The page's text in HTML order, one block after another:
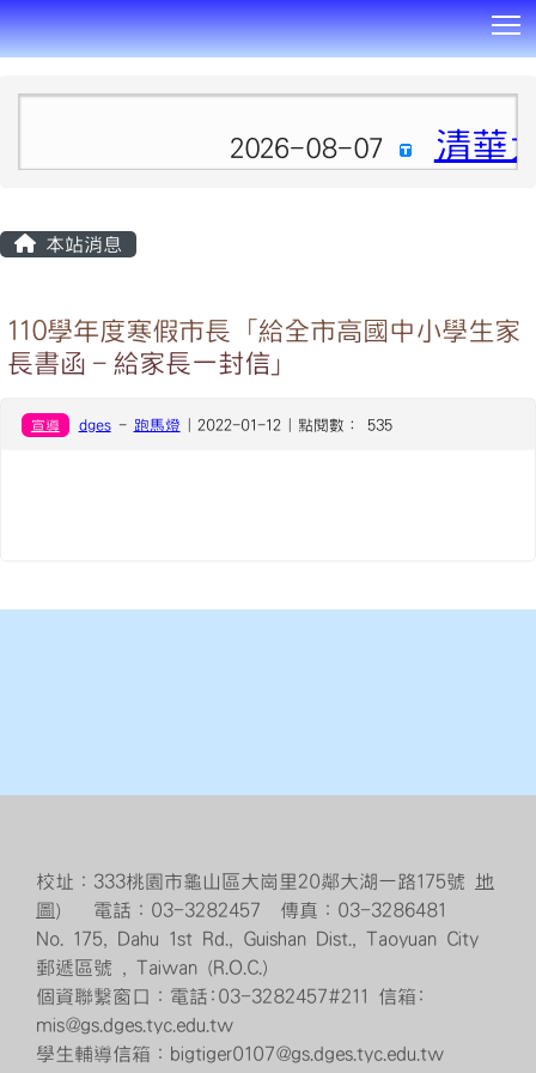
2026-08-07 清華
本站消息
110學年度寒假市長「給全市高國中小學生家
長書函–給家長一封信」
宣導 dges- 跑馬燈 | 2022-01-12 | 點閱數： 535
校址：333桃園市龜山區大崗里20鄰大湖一路175號 地
圖） 電話：03-3282457 傳真：03-3286481
No. 175, Dahu 1st Rd., Guishan Dist., Taoyuan City
郵遞區號 , Taiwan (R.O.C.)
個資聯繫窗口：電話:03-3282457#211 信箱:
mis@gs.dges.tyc.edu.tw
學生輔導信箱：bigtiger0107@gs.dges.tyc.edu.tw